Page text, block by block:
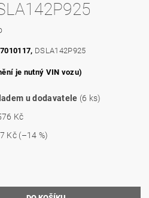
DSLA142P925
je nutný VIN vozu)
u dodavatele (6 ks)
Kč
Kč (–14 %)